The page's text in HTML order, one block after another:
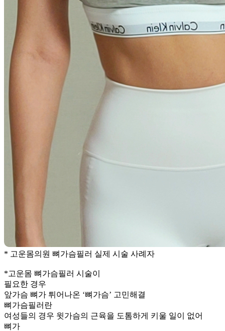
* 고운몸의원 뼈가슴필러 실제 시술 사례자
*고운몸 뼈가슴필러 시술이
필요한 경우
앞가슴 뼈가 튀어나온 ‘뼈가슴’ 고민해결
뼈가슴필러란
여성들의 경우 윗가슴의 근육을 도톰하게 키울 일이 없어
뼈가